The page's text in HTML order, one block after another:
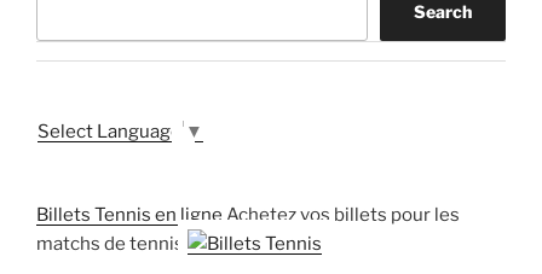
Search
Select Language ▼
Billets Tennis en ligne Achetez vos billets pour les
matchs de tennis